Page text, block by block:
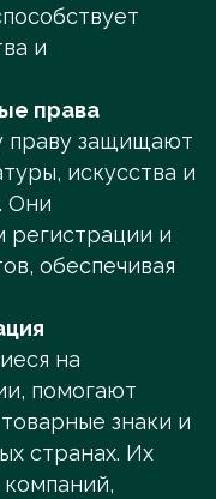
и
права
праву защищают
искусства и
Они
регистрации и
обеспечивая
на
помогают
знаки и
странах. Их